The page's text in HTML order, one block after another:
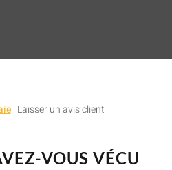
| Laisser un avis client
VOUS VÉCU